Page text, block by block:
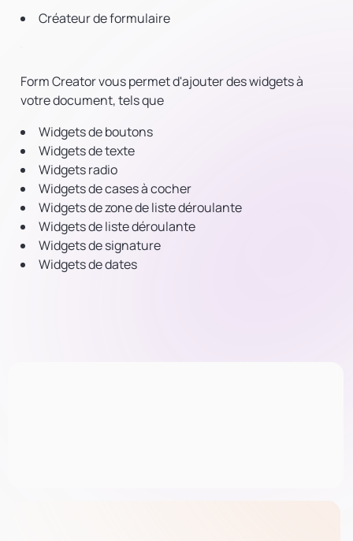
Créateur de formulaire
Form Creator vous permet d'ajouter des widgets à
votre document, tels que
Widgets de boutons
Widgets de texte
Widgets radio
Widgets de cases à cocher
Widgets de zone de liste déroulante
Widgets de liste déroulante
Widgets de signature
Widgets de dates